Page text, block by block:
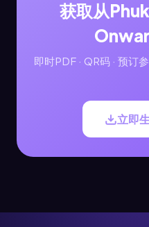
获取从
即时PDF · QR码 · 预订
立即